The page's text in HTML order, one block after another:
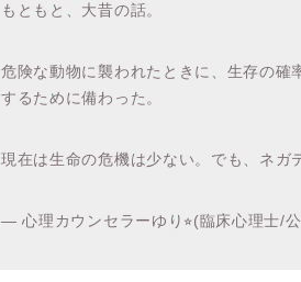
もともと、大昔の話。
危険な動物に襲われたときに、生存の確
するために備わった。
現在は生命の危機は少ない。でも、ネガ
— 心理カウンセラーゆり⭐︎(臨床心理士/